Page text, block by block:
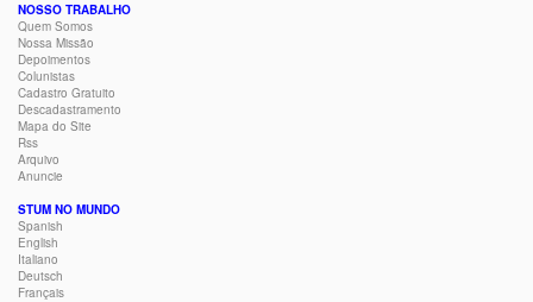
NOSSO TRABALHO
Quem Somos
Nossa Missão
Depoimentos
Colunistas
Cadastro Gratuito
Descadastramento
Mapa do Site
Rss
Arquivo
Anuncie
STUM NO MUNDO
Spanish
English
Italiano
Deutsch
Français